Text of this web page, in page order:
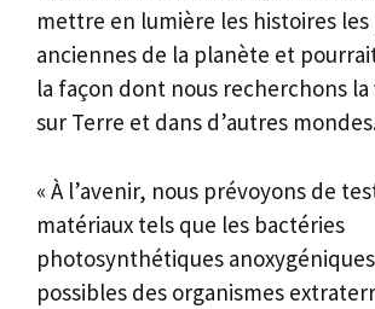
mettre en lumière les histoires les
anciennes de la planète et
la façon dont nous recherchons la
sur Terre et dans d’autres
« À l’avenir, nous prévoyons de
matériaux tels que les bactéries
photosynthétiques
possibles des organismes